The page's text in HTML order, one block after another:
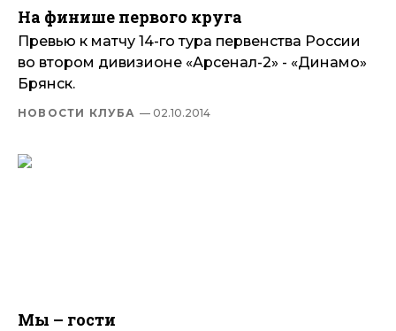
На финише первого круга
Превью к матчу 14-го тура первенства России
во втором дивизионе «Арсенал-2» - «Динамо»
Брянск.
НОВОСТИ КЛУБА — 02.10.2014
Мы – гости